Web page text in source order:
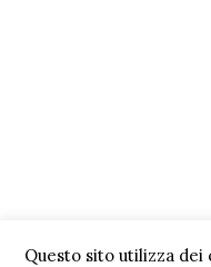
Questo sito utilizza